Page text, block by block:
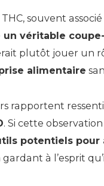
souvent
un véritable
plutôt jouer un
alimentaire
rapportent
. Si cette
potentiels
à l’esprit